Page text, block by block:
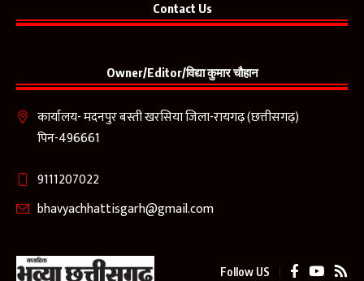
Contact Us
Owner/Editor/विद्या कुमार चौहान
कार्यालय- मदनपुर बस्ती खरसिया जिला-रायगढ़ (छत्तीसगढ़)
पिन-496661
9111207022
bhavyachhattisgarh@gmail.com
Follow US